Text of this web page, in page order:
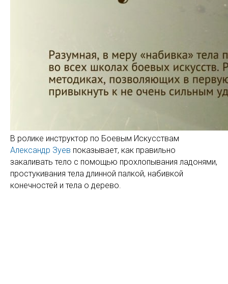
В ролике инструктор по Боевым Искусствам
Александр Зуев показывает, как правильно
закаливать тело с помощью прохлопывания ладонями,
простукивания тела длинной палкой, набивкой
конечностей и тела о дерево.